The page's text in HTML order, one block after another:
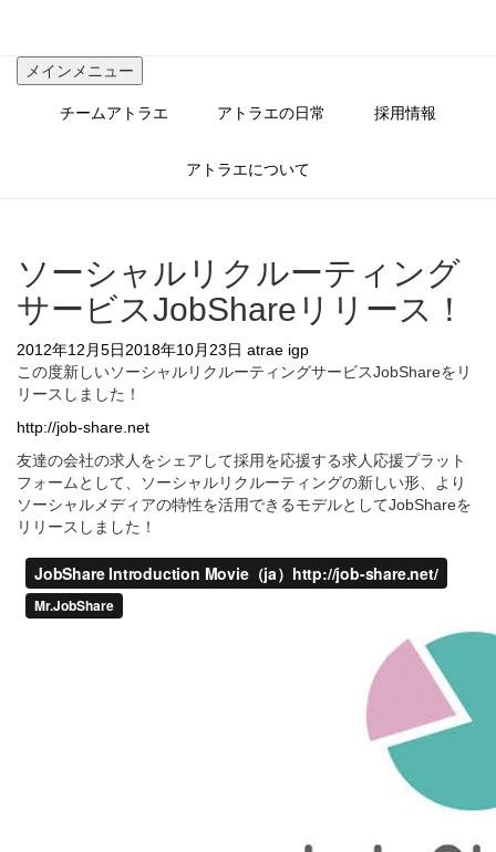
メインメニュー
チームアトラエ アトラエの日常 採用情報
アトラエについて
ソーシャルリクルーティング
サービスJobShareリリース！
2012年12月5日2018年10月23日 atrae igp
この度新しいソーシャルリクルーティングサービスJobShareをリ
リースしました！
http://job-share.net
友達の会社の求人をシェアして採用を応援する求人応援プラット
フォームとして、ソーシャルリクルーティングの新しい形、より
ソーシャルメディアの特性を活用できるモデルとしてJobShareを
リリースしました！